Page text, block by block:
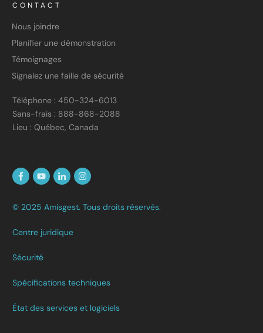
CONTACT
Nous joindre
Planifier une démonstration
Témoignages
Signalez une faille de sécurité
Téléphone : 450-324-6013
Sans-frais : 888-868-2088
Lieu : Québec, Canada
© 2025 Amisgest. Tous droits réservés.
Centre juridique
Sécurité
Spécifications techniques
État des services et logiciels